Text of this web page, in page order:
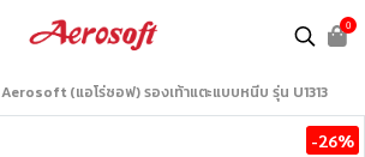
0
Aerosoft (แอโร่ซอฟ) รองเท้าแตะแบบหนีบ รุ่น U1313
-26%